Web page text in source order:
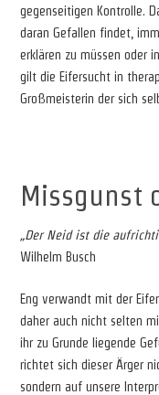
gegenseitigen Kontrolle.
daran Gefallen findet,
erklären zu müssen oder
gilt die Eifersucht in
Großmeisterin der sich
Missgunst
„Der Neid ist die
Wilhelm Busch
Eng verwandt mit der
daher auch nicht selten
ihr zu Grunde liegende
richtet sich dieser Ärger
sondern auf unsere